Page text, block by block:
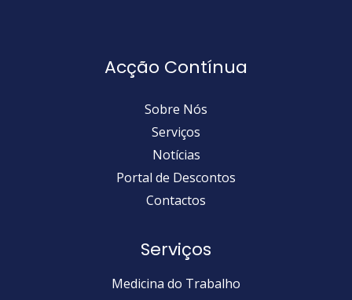
Acção Contínua
Sobre Nós
Serviços
Notícias
Portal de Descontos
Contactos
Serviços
Medicina do Trabalho